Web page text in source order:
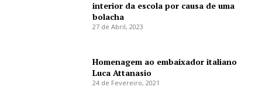
interior da escola por causa de uma
bolacha
27 de Abril, 2023
Homenagem ao embaixador italiano
Luca Attanasio
24 de Fevereiro, 2021